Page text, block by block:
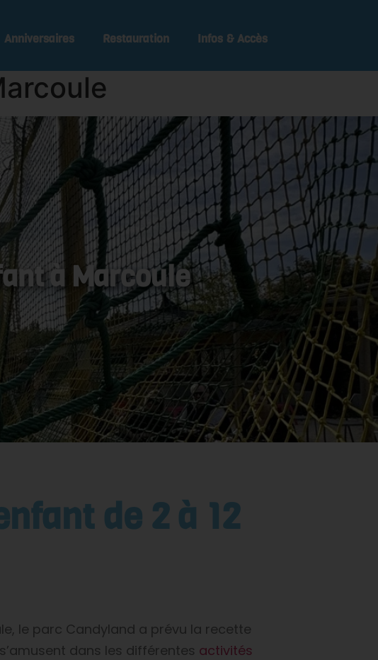
Anniversaires Restauration Infos & Accès
à Marcoule
de 2 à 12
le parc Candyland a prévu la recette
dans les différentes activités